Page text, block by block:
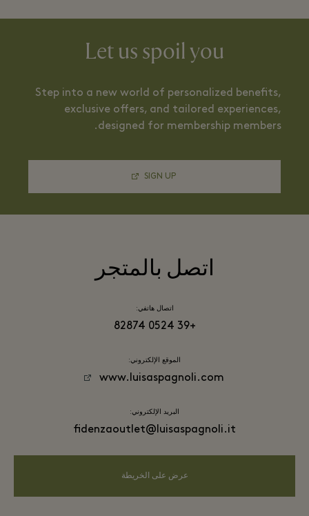
Let us spoil you
Step into a new world of personalized benefits,
exclusive offers, and tailored experiences,
designed for membership members.
SIGN UP
اتصل بالمتجر
اتصال هاتفي:
+39 0524 82874
الموقع الإلكتروني:
www.luisaspagnoli.com
البريد الإلكتروني:
fidenzaoutlet@luisaspagnoli.it
عرض على الخريطة